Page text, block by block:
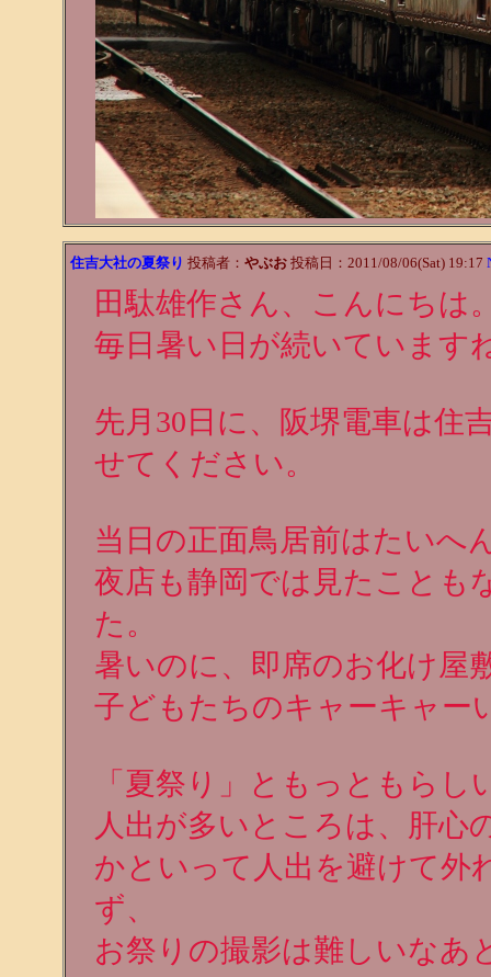
住吉大社の夏祭り 投稿者：やぶお 投稿日：2011/08/06(Sat) 19:17
田駄雄作さん、こんにちは
毎日暑い日が続いています
先月30日に、阪堺電車は住
せてください。
当日の正面鳥居前はたいへ
夜店も静岡では見たことも
た。
暑いのに、即席のお化け屋
子どもたちのキャーキャー
「夏祭り」ともっともら
人出が多いところは、肝心
かといって人出を避けて外
ず、
お祭りの撮影は難しいなあ